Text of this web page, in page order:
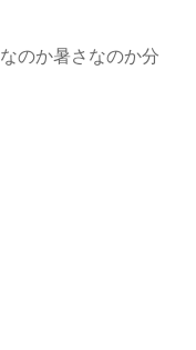
のか暑さなのか分